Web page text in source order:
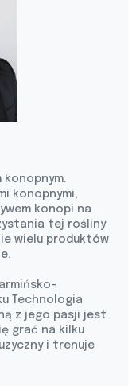
konopnymi,
konopi na
tej rośliny
wielu produktów
Technologia
z jego pasji jest
grać na kilku
i trenuje